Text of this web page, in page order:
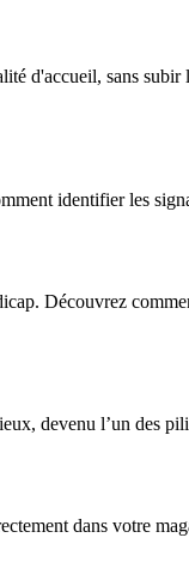
d'accueil, sans
identifier les
Découvrez
devenu l’un des
dans votre